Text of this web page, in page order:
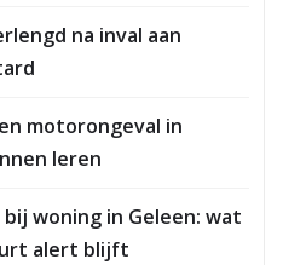
na inval aan
motorongeval in
leren
woning in Geleen: wat
alert blijft